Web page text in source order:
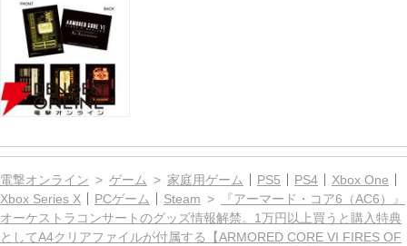
電撃オンライン ゲーム 家庭用ゲーム PS5 PS4
Xbox One
Xbox Series X
PCゲーム Steam
『アーマード・コア6（AC6）』
オーケストラコンサートのグッズ情報解禁。1万円以上買うと購入特典
としてA4クリアファイルが付属する【ARMORED CORE VI FIRES OF